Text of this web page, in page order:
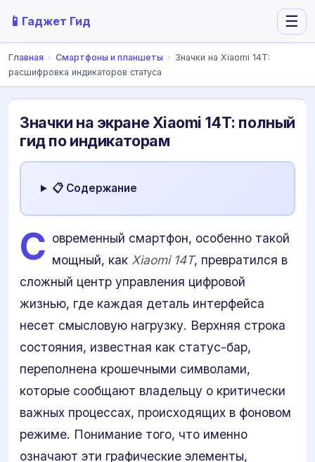
📱 Гаджет Гид ☰
Главная › Смартфоны и планшеты › Значки на Xiaomi 14T:
расшифровка индикаторов статуса
Значки на экране Xiaomi 14T: полный
гид по индикаторам
📋 Содержание
С овременный смартфон, особенно такой
мощный, как Xiaomi 14T, превратился в
сложный центр управления цифровой
жизнью, где каждая деталь интерфейса
несет смысловую нагрузку. Верхняя строка
состояния, известная как статус-бар,
переполнена крошечными символами,
которые сообщают владельцу о критически
важных процессах, происходящих в фоновом
режиме. Понимание того, что именно
означают эти графические элементы,